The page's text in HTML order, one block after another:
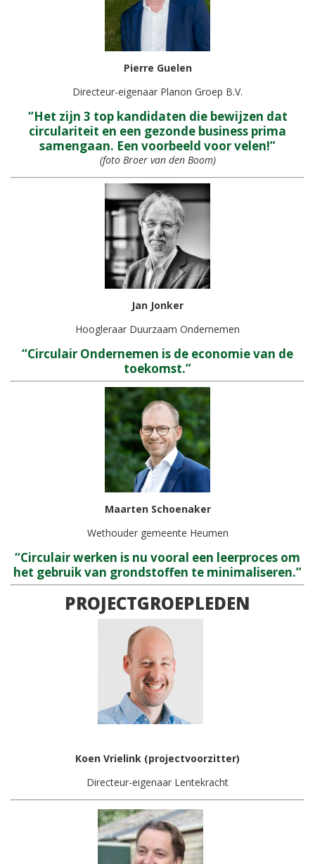
Pierre Guelen
Directeur-eigenaar Planon Groep B.V.
“Het zijn 3 top kandidaten die bewijzen dat
circulariteit en een gezonde business prima
samengaan. Een voorbeeld voor velen!”
(foto Broer van den Boom)
Jan Jonker
Hoogleraar Duurzaam Ondernemen
“Circulair Ondernemen is de economie van de
toekomst.”
Maarten Schoenaker
Wethouder gemeente Heumen
“Circulair werken is nu vooral een leerproces om
het gebruik van grondstoffen te minimaliseren.”
PROJECTGROEPLEDEN
Koen Vrielink (projectvoorzitter)
Directeur-eigenaar Lentekracht